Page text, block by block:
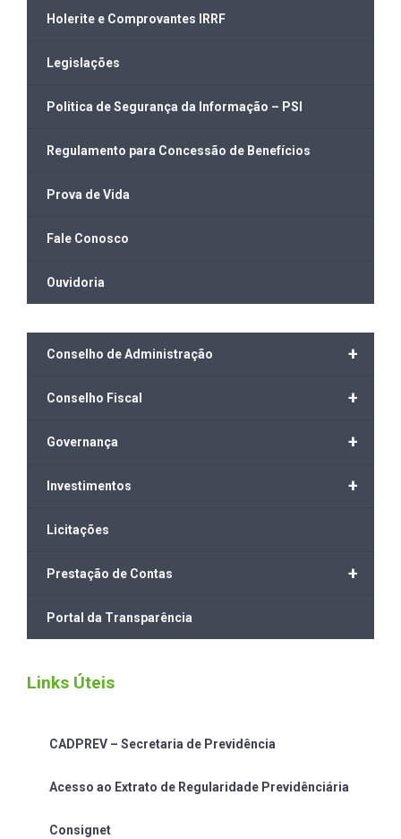
Holerite e Comprovantes IRRF
Legislações
Politica de Segurança da Informação – PSI
Regulamento para Concessão de Benefícios
Prova de Vida
Fale Conosco
Ouvidoria
+
Conselho de Administração
+
Conselho Fiscal
+
Governança
+
Investimentos
Licitações
+
Prestação de Contas
Portal da Transparência
Links Úteis
CADPREV – Secretaria de Previdência
Acesso ao Extrato de Regularidade Previdênciária
Consignet